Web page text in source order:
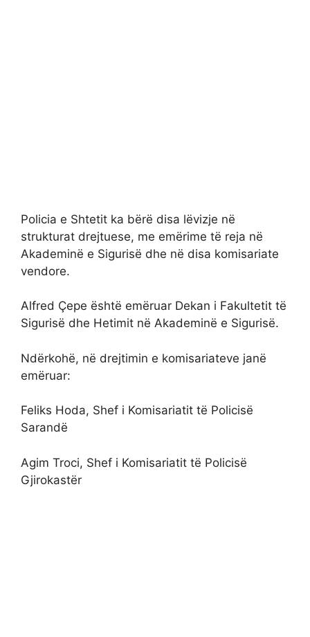
Policia e Shtetit ka bërë disa lëvizje në
strukturat drejtuese, me emërime të reja në
Akademinë e Sigurisë dhe në disa komisariate
vendore.
Alfred Çepe është emëruar Dekan i Fakultetit të
Sigurisë dhe Hetimit në Akademinë e Sigurisë.
Ndërkohë, në drejtimin e komisariateve janë
emëruar:
Feliks Hoda, Shef i Komisariatit të Policisë
Sarandë
Agim Troci, Shef i Komisariatit të Policisë
Gjirokastër